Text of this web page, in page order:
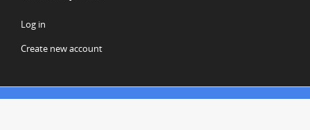
Log in
Create new account